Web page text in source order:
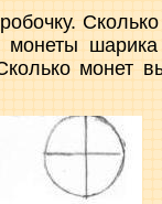
монет